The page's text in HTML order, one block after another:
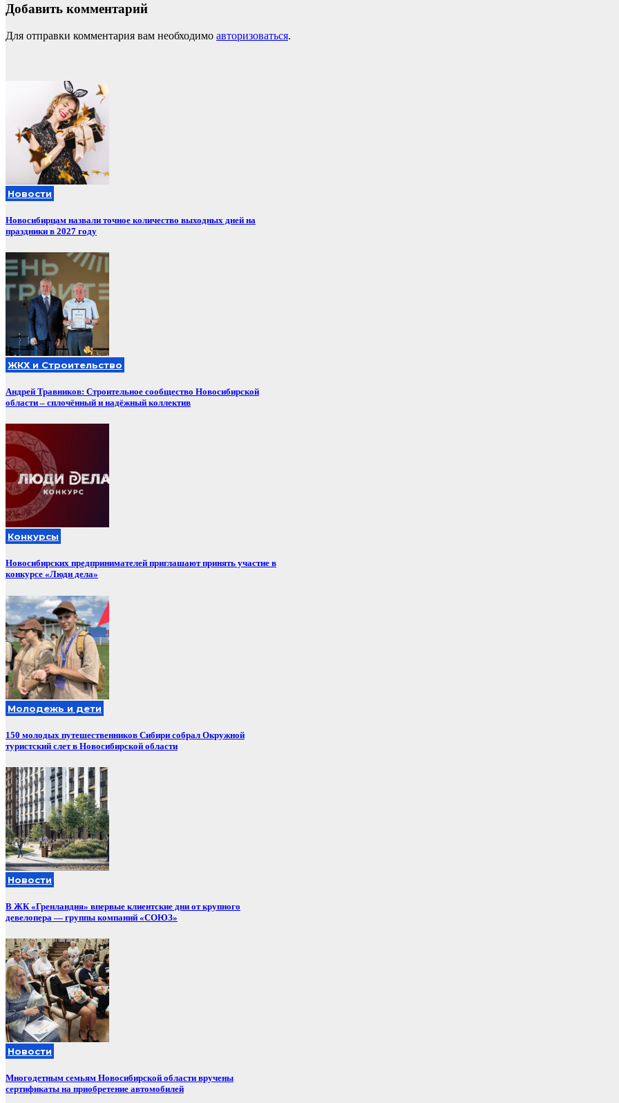
Добавить комментарий
Для отправки комментария вам необходимо авторизоваться.
Новости
Новосибирцам назвали точное количество выходных дней на
праздники в 2027 году
ЖКХ и Строительство
Андрей Травников: Строительное сообщество Новосибирской
области – сплочённый и надёжный коллектив
Конкурсы
Новосибирских предпринимателей приглашают принять участие в
конкурсе «Люди дела»
Молодежь и дети
150 молодых путешественников Сибири собрал Окружной
туристский слет в Новосибирской области
Новости
В ЖК «Гренландия» впервые клиентские дни от крупного
девелопера — группы компаний «СОЮЗ»
Новости
Многодетным семьям Новосибирской области вручены
сертификаты на приобретение автомобилей